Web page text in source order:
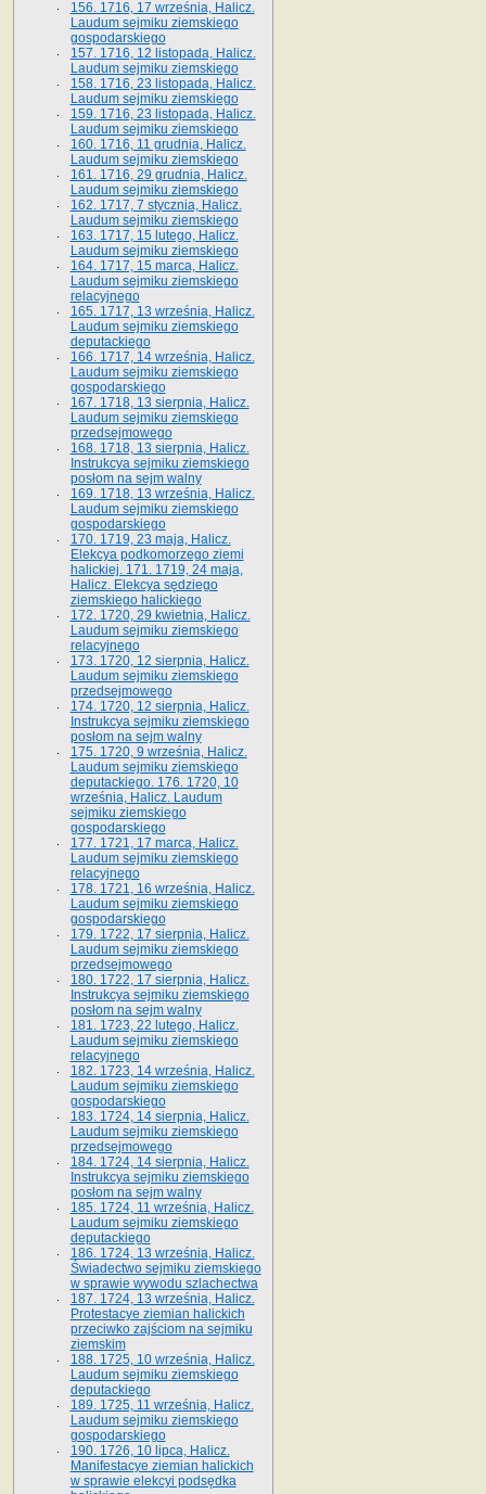
156. 1716, 17 września, Halicz.
Laudum sejmiku ziemskiego
gospodarskiego
157. 1716, 12 listopada, Halicz.
Laudum sejmiku ziemskiego
158. 1716, 23 listopada, Halicz.
Laudum sejmiku ziemskiego
159. 1716, 23 listopada, Halicz.
Laudum sejmiku ziemskiego
160. 1716, 11 grudnia, Halicz.
Laudum sejmiku ziemskiego
161. 1716, 29 grudnia, Halicz.
Laudum sejmiku ziemskiego
162. 1717, 7 stycznia, Halicz.
Laudum sejmiku ziemskiego
163. 1717, 15 lutego, Halicz.
Laudum sejmiku ziemskiego
164. 1717, 15 marca, Halicz.
Laudum sejmiku ziemskiego
relacyjnego
165. 1717, 13 września, Halicz.
Laudum sejmiku ziemskiego
deputackiego
166. 1717, 14 września, Halicz.
Laudum sejmiku ziemskiego
gospodarskiego
167. 1718, 13 sierpnia, Halicz.
Laudum sejmiku ziemskiego
przedsejmowego
168. 1718, 13 sierpnia, Halicz.
Instrukcya sejmiku ziemskiego
posłom na sejm walny
169. 1718, 13 września, Halicz.
Laudum sejmiku ziemskiego
gospodarskiego
170. 1719, 23 maja, Halicz.
Elekcya podkomorzego ziemi
halickiej. 171. 1719, 24 maja,
Halicz. Elekcya sędziego
ziemskiego halickiego
172. 1720, 29 kwietnia, Halicz.
Laudum sejmiku ziemskiego
relacyjnego
173. 1720, 12 sierpnia, Halicz.
Laudum sejmiku ziemskiego
przedsejmowego
174. 1720, 12 sierpnia, Halicz.
Instrukcya sejmiku ziemskiego
posłom na sejm walny
175. 1720, 9 września, Halicz.
Laudum sejmiku ziemskiego
deputackiego. 176. 1720, 10
września, Halicz. Laudum
sejmiku ziemskiego
gospodarskiego
177. 1721, 17 marca, Halicz.
Laudum sejmiku ziemskiego
relacyjnego
178. 1721, 16 września, Halicz.
Laudum sejmiku ziemskiego
gospodarskiego
179. 1722, 17 sierpnia, Halicz.
Laudum sejmiku ziemskiego
przedsejmowego
180. 1722, 17 sierpnia, Halicz.
Instrukcya sejmiku ziemskiego
posłom na sejm walny
181. 1723, 22 lutego, Halicz.
Laudum sejmiku ziemskiego
relacyjnego
182. 1723, 14 września, Halicz.
Laudum sejmiku ziemskiego
gospodarskiego
183. 1724, 14 sierpnia, Halicz.
Laudum sejmiku ziemskiego
przedsejmowego
184. 1724, 14 sierpnia, Halicz.
Instrukcya sejmiku ziemskiego
posłom na sejm walny
185. 1724, 11 września, Halicz.
Laudum sejmiku ziemskiego
deputackiego
186. 1724, 13 września, Halicz.
Świadectwo sejmiku ziemskiego
w sprawie wywodu szlachectwa
187. 1724, 13 września, Halicz.
Protestacye ziemian halickich
przeciwko zajściom na sejmiku
ziemskim
188. 1725, 10 września, Halicz.
Laudum sejmiku ziemskiego
deputackiego
189. 1725, 11 września, Halicz.
Laudum sejmiku ziemskiego
gospodarskiego
190. 1726, 10 lipca, Halicz.
Manifestacye ziemian halickich
w sprawie elekcyi podsędka